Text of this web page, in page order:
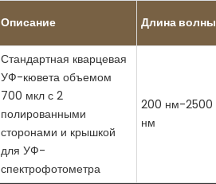
Описание Длина волны
Стандартная кварцевая
УФ-кювета объемом
700 мкл с 2
полированными
сторонами и крышкой
для УФ-
спектрофотометра
200 нм-2500
нм